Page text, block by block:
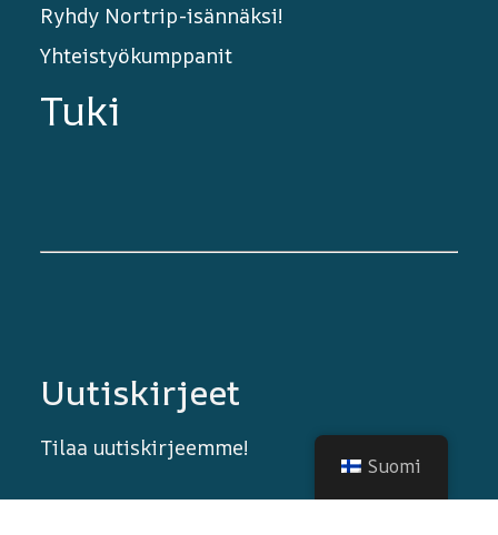
Ryhdy Nortrip-isännäksi!
Yhteistyökumppanit
Tuki
Uutiskirjeet
Tilaa uutiskirjeemme!
Suomi